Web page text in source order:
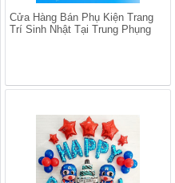
Cửa Hàng Bán Phụ Kiện Trang
Trí Sinh Nhật Tại Trung Phụng